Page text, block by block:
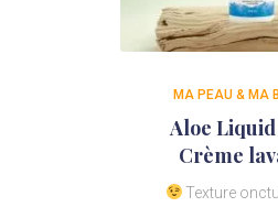
MA PEAU & MA
Aloe Liquid
Crème
Texture